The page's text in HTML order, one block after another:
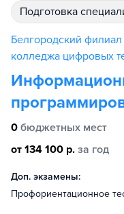
подготовка
Белгородский
колледжа цифровых
0 бюджетных мест
от 134 100 р. за год
Доп. экзамены:
Профориентационное